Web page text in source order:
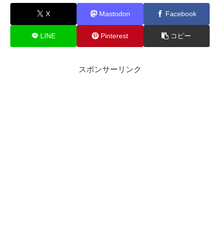
X Mastodon Facebook
LINE Pinterest コピー
スポンサーリンク